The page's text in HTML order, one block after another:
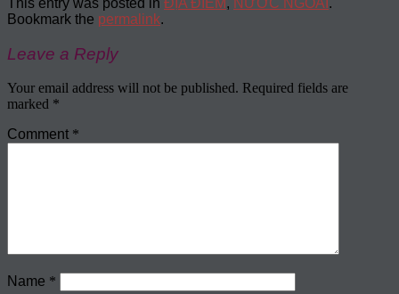
Bookmark the permalink.
Leave a Reply
Your email address will not be published. Required fields are
marked *
Comment *
Name *